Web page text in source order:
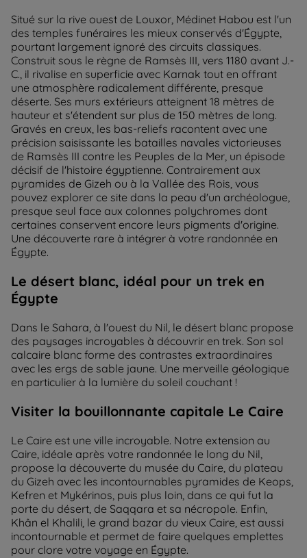
Situé sur la rive ouest de Louxor, Médinet Habou est l'un
des temples funéraires les mieux conservés d'Égypte,
pourtant largement ignoré des circuits classiques.
Construit sous le règne de Ramsès III, vers 1180 avant J.-
C., il rivalise en superficie avec Karnak tout en offrant
une atmosphère radicalement différente, presque
déserte. Ses murs extérieurs atteignent 18 mètres de
hauteur et s'étendent sur plus de 150 mètres de long.
Gravés en creux, les bas-reliefs racontent avec une
précision saisissante les batailles navales victorieuses
de Ramsès III contre les Peuples de la Mer, un épisode
décisif de l'histoire égyptienne. Contrairement aux
pyramides de Gizeh ou à la Vallée des Rois, vous
pouvez explorer ce site dans la peau d'un archéologue,
presque seul face aux colonnes polychromes dont
certaines conservent encore leurs pigments d'origine.
Une découverte rare à intégrer à votre randonnée en
Égypte.
Le désert blanc, idéal pour un trek en
Égypte
Dans le Sahara, à l'ouest du Nil, le désert blanc propose
des paysages incroyables à découvrir en trek. Son sol
calcaire blanc forme des contrastes extraordinaires
avec les ergs de sable jaune. Une merveille géologique
en particulier à la lumière du soleil couchant !
Visiter la bouillonnante capitale Le Caire
Le Caire est une ville incroyable. Notre extension au
Caire, idéale après votre randonnée le long du Nil,
propose la découverte du musée du Caire, du plateau
du Gizeh avec les incontournables pyramides de Keops,
Kefren et Mykérinos, puis plus loin, dans ce qui fut la
porte du désert, de Saqqara et sa nécropole. Enfin,
Khân el Khalili, le grand bazar du vieux Caire, est aussi
incontournable et permet de faire quelques emplettes
pour clore votre voyage en Égypte.